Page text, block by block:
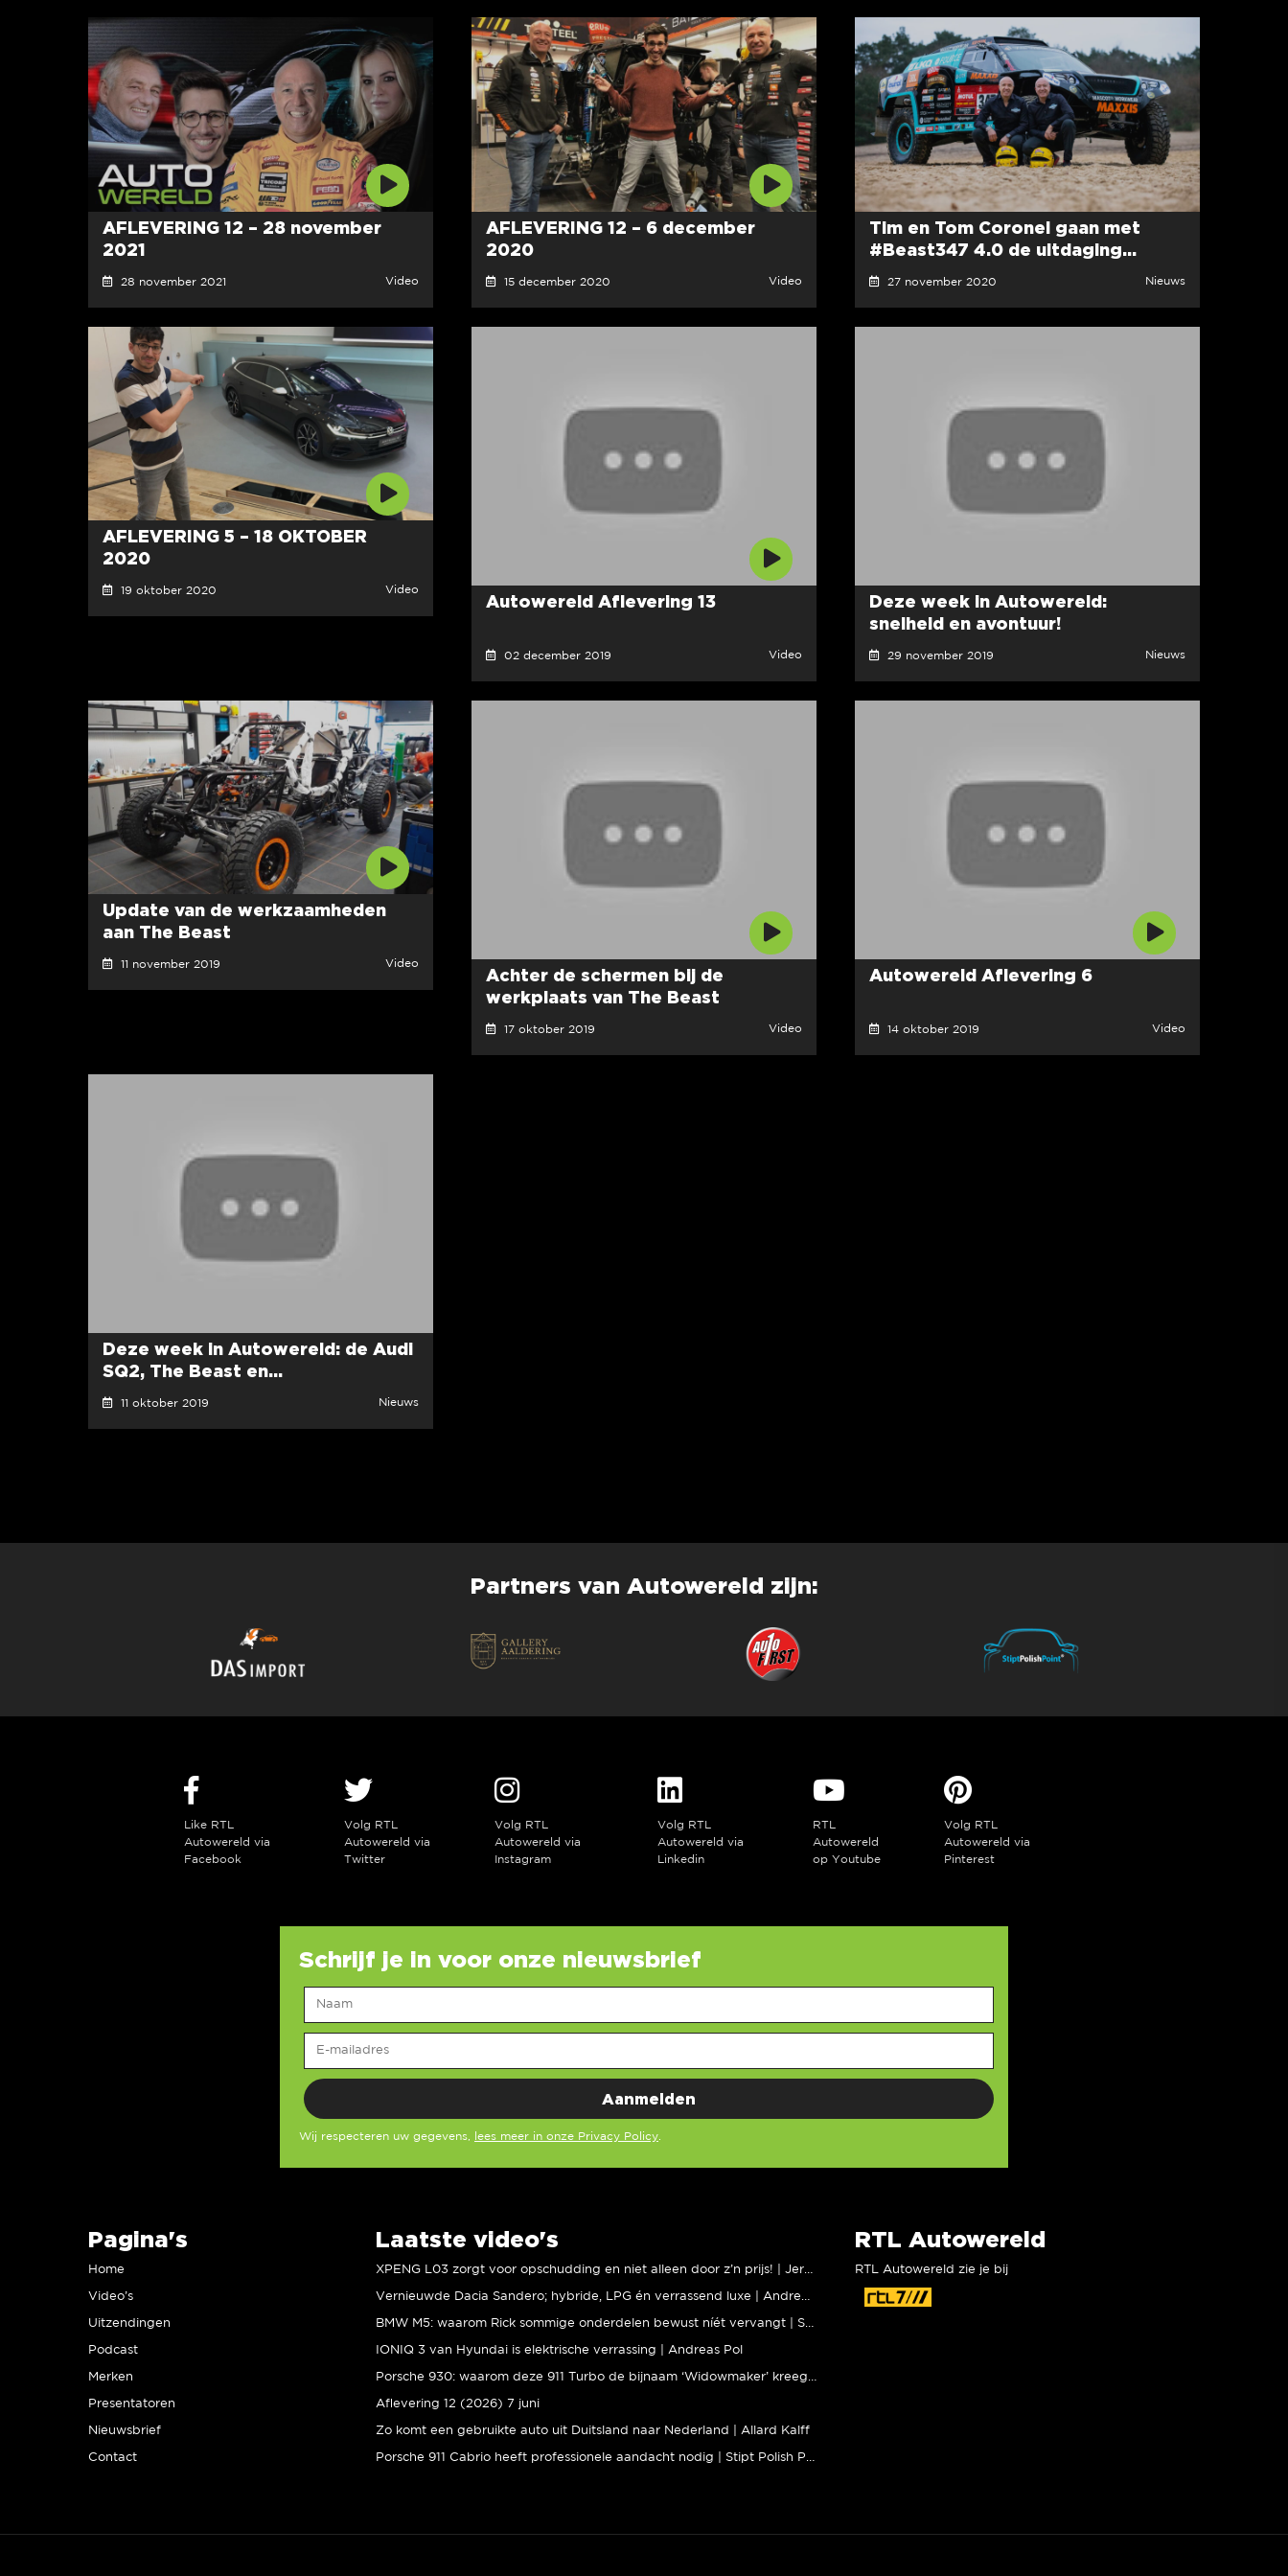
AFLEVERING 12 – 28 november
2021
28 november 2021 Video
AFLEVERING 12 – 6 december
2020
15 december 2020 Video
Tim en Tom Coronel gaan met
#Beast347 4.0 de uitdaging...
27 november 2020 Nieuws
AFLEVERING 5 – 18 OKTOBER
2020
19 oktober 2020 Video
Autowereld Aflevering 13
02 december 2019 Video
Deze week in Autowereld:
snelheid en avontuur!
29 november 2019 Nieuws
Update van de werkzaamheden
aan The Beast
11 november 2019 Video
Achter de schermen bij de
werkplaats van The Beast
17 oktober 2019 Video
Autowereld Aflevering 6
14 oktober 2019 Video
Deze week in Autowereld: de Audi
SQ2, The Beast en...
11 oktober 2019 Nieuws
Partners van Autowereld zijn:
Like RTL
Autowereld via
Facebook
Volg RTL
Autowereld via
Twitter
Volg RTL
Autowereld via
Instagram
Volg RTL
Autowereld via
Linkedin
RTL
Autowereld
op Youtube
Volg RTL
Autowereld via
Pinterest
Schrijf je in voor onze nieuwsbrief
Wij respecteren uw gegevens, lees meer in onze Privacy Policy
Pagina's
Home
Video’s
Uitzendingen
Podcast
Merken
Presentatoren
Nieuwsbrief
Contact
Laatste video's
IONIQ 3 van Hyundai is elektrische verrassing | Andreas Pol
Aflevering 12 (2026) 7 juni
Zo komt een gebruikte auto uit Duitsland naar Nederland | Allard Kalff
RTL Autowereld
RTL Autowereld zie je bij